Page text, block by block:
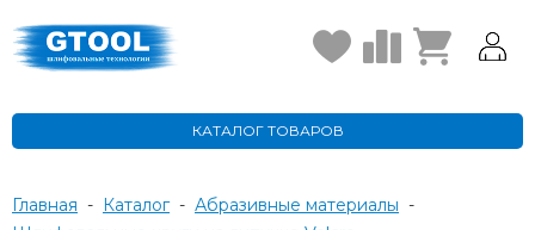
КАТАЛОГ ТОВАРОВ
Главная - Каталог - Абразивные материалы -